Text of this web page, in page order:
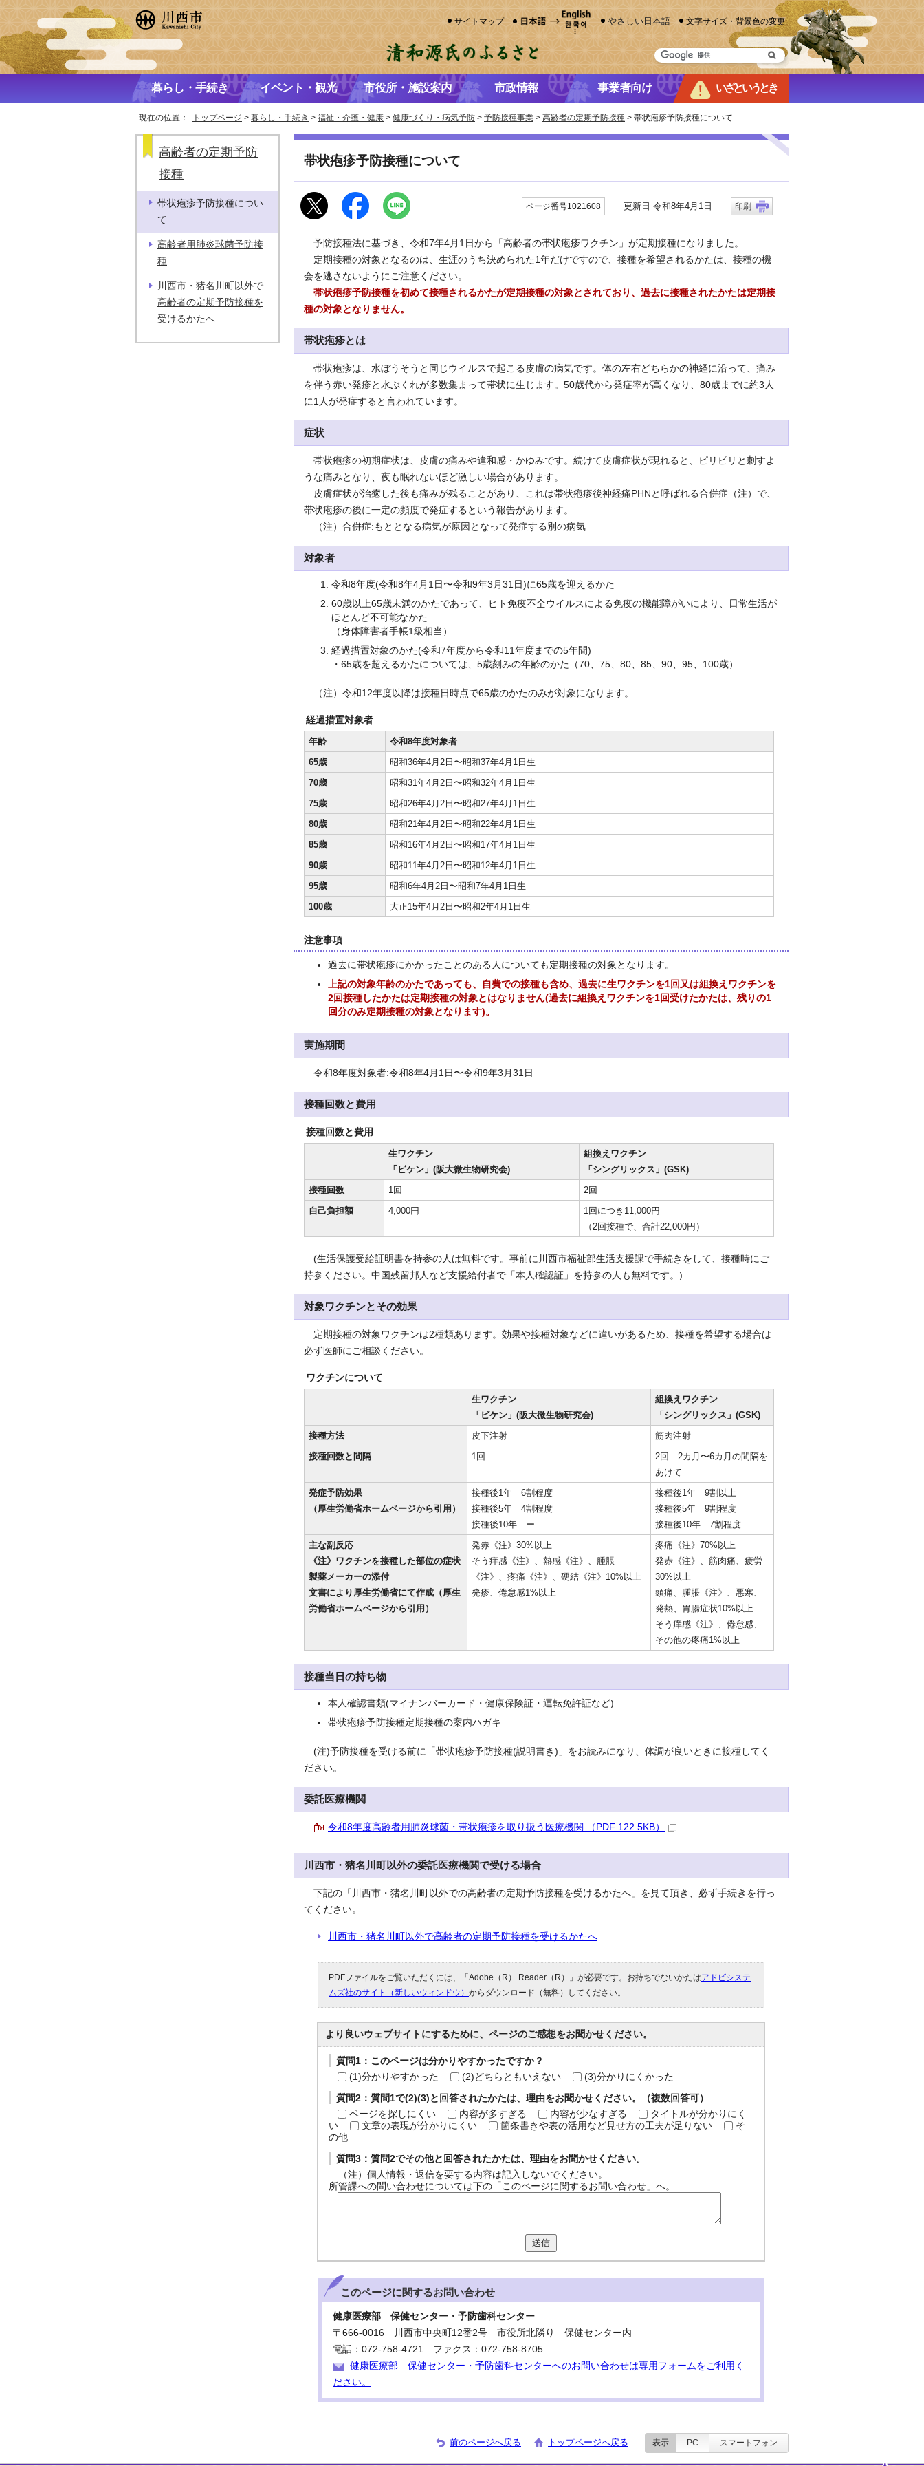
サイトマップ やさしい日本語 文字サイズ・背景色の変更
暮らし・手続き イベント・観光 市役所・施設案内 市政情報 事業者向け いざというとき
現在の位置： トップページ > 暮らし・手続き > 福祉・介護・健康 > 健康づくり・病気予防 > 予防接種事業 > 高齢者の定期予防接種 > 帯状疱疹予防接種について
帯状疱疹予防接種について
ページ番号1021608 更新日 令和8年4月1日 印刷
予防接種法に基づき、令和7年4月1日から「高齢者の帯状疱疹ワクチン」が定期接種になりました。
定期接種の対象となるのは、生涯のうち決められた1年だけですので、接種を希望されるかたは、接種の機
会を逃さないようにご注意ください。
帯状疱疹予防接種を初めて接種されるかたが定期接種の対象とされており、過去に接種されたかたは定期接
種の対象となりません。
帯状疱疹とは
帯状疱疹は、水ぼうそうと同じウイルスで起こる皮膚の病気です。体の左右どちらかの神経に沿って、痛み
を伴う赤い発疹と水ぶくれが多数集まって帯状に生じます。50歳代から発症率が高くなり、80歳までに約3人
に1人が発症すると言われています。
症状
帯状疱疹の初期症状は、皮膚の痛みや違和感・かゆみです。続けて皮膚症状が現れると、ピリピリと刺すよ
うな痛みとなり、夜も眠れないほど激しい場合があります。
皮膚症状が治癒した後も痛みが残ることがあり、これは帯状疱疹後神経痛PHNと呼ばれる合併症（注）で、
帯状疱疹の後に一定の頻度で発症するという報告があります。
（注）合併症:もととなる病気が原因となって発症する別の病気
対象者
令和8年度(令和8年4月1日〜令和9年3月31日)に65歳を迎えるかた
60歳以上65歳未満のかたであって、ヒト免疫不全ウイルスによる免疫の機能障がいにより、日常生活が
ほとんど不可能なかた
（身体障害者手帳1級相当）
経過措置対象のかた(令和7年度から令和11年度までの5年間)
・65歳を超えるかたについては、5歳刻みの年齢のかた（70、75、80、85、90、95、100歳）
（注）令和12年度以降は接種日時点で65歳のかたのみが対象になります。
経過措置対象者
年齢
令和8年度対象者
65歳
昭和36年4月2日〜昭和37年4月1日生
70歳
昭和31年4月2日〜昭和32年4月1日生
75歳
昭和26年4月2日〜昭和27年4月1日生
80歳
昭和21年4月2日〜昭和22年4月1日生
85歳
昭和16年4月2日〜昭和17年4月1日生
90歳
昭和11年4月2日〜昭和12年4月1日生
95歳
昭和6年4月2日〜昭和7年4月1日生
100歳
大正15年4月2日〜昭和2年4月1日生
注意事項
過去に帯状疱疹にかかったことのある人についても定期接種の対象となります。
上記の対象年齢のかたであっても、自費での接種も含め、過去に生ワクチンを1回又は組換えワクチンを
2回接種したかたは定期接種の対象とはなりません(過去に組換えワクチンを1回受けたかたは、残りの1
回分のみ定期接種の対象となります)。
実施期間
令和8年度対象者:令和8年4月1日〜令和9年3月31日
接種回数と費用
接種回数と費用
生ワクチン
「ビケン」(阪大微生物研究会)
組換えワクチン
「シングリックス」(GSK)
接種回数
1回
2回
自己負担額
4,000円
1回につき11,000円
（2回接種で、合計22,000円）
(生活保護受給証明書を持参の人は無料です。事前に川西市福祉部生活支援課で手続きをして、接種時にご
持参ください。中国残留邦人など支援給付者で「本人確認証」を持参の人も無料です。)
対象ワクチンとその効果
定期接種の対象ワクチンは2種類あります。効果や接種対象などに違いがあるため、接種を希望する場合は
必ず医師にご相談ください。
ワクチンについて
生ワクチン
「ビケン」(阪大微生物研究会)
組換えワクチン
「シングリックス」(GSK)
接種方法
皮下注射
筋肉注射
接種回数と間隔
1回
2回 2カ月〜6カ月の間隔を
あけて
発症予防効果
（厚生労働省ホームページから引用）
接種後1年 6割程度
接種後5年 4割程度
接種後10年 ー
接種後1年 9割以上
接種後5年 9割程度
接種後10年 7割程度
主な副反応
《注》ワクチンを接種した部位の症状
製薬メーカーの添付
文書により厚生労働省にて作成（厚生
労働省ホームページから引用）
発赤《注》30%以上
そう痒感《注》、熱感《注》、腫脹
《注》、疼痛《注》、硬結《注》10%以上
発疹、倦怠感1%以上
疼痛《注》70%以上
発赤《注》、筋肉痛、疲労
30%以上
頭痛、腫脹《注》、悪寒、
発熱、胃腸症状10%以上
そう痒感《注》、倦怠感、
その他の疼痛1%以上
接種当日の持ち物
本人確認書類(マイナンバーカード・健康保険証・運転免許証など)
帯状疱疹予防接種定期接種の案内ハガキ
(注)予防接種を受ける前に「帯状疱疹予防接種(説明書き)」をお読みになり、体調が良いときに接種してく
ださい。
委託医療機関
令和8年度高齢者用肺炎球菌・帯状疱疹を取り扱う医療機関 （PDF 122.5KB）
川西市・猪名川町以外の委託医療機関で受ける場合
下記の「川西市・猪名川町以外での高齢者の定期予防接種を受けるかたへ」を見て頂き、必ず手続きを行っ
てください。
川西市・猪名川町以外で高齢者の定期予防接種を受けるかたへ
PDFファイルをご覧いただくには、「Adobe（R） Reader（R）」が必要です。お持ちでないかたはアドビシステ
ムズ社のサイト（新しいウィンドウ） からダウンロード（無料）してください。
より良いウェブサイトにするために、ページのご感想をお聞かせください。
質問1：このページは分かりやすかったですか？
(1)分かりやすかった
(2)どちらともいえない (3)分かりにくかった
質問2：質問1で(2)(3)と回答されたかたは、理由をお聞かせください。（複数回答可）
ページを探しにくい
内容が多すぎる 内容が少なすぎる
タイトルが分かりにく
い
文章の表現が分かりにくい 箇条書きや表の活用など見せ方の工夫が足りない
そ
の他
質問3：質問2でその他と回答されたかたは、理由をお聞かせください。
（注）個人情報・返信を要する内容は記入しないでください。
所管課への問い合わせについては下の「このページに関するお問い合わせ」へ。
送信
このページに関するお問い合わせ
健康医療部 保健センター・予防歯科センター
〒666-0016 川西市中央町12番2号 市役所北隣り 保健センター内
電話：072-758-4721 ファクス：072-758-8705
健康医療部 保健センター・予防歯科センターへのお問い合わせは専用フォームをご利用く
ださい。
高齢者の定期予防
接種
帯状疱疹予防接種につい
て
高齢者用肺炎球菌予防接
種
川西市・猪名川町以外で
高齢者の定期予防接種を
受けるかたへ
前のページへ戻る トップページへ戻る 表示 PC スマートフォン